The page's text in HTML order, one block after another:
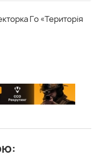
Гo «Теритoрія